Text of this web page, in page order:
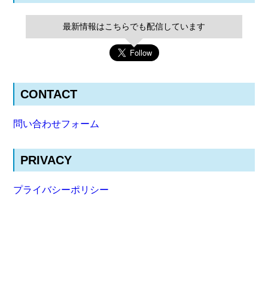
最新情報はこちらでも配信しています
CONTACT
問い合わせフォーム
PRIVACY
プライバシーポリシー